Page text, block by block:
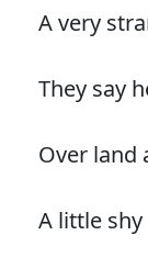
A very
They say
Over land
A little